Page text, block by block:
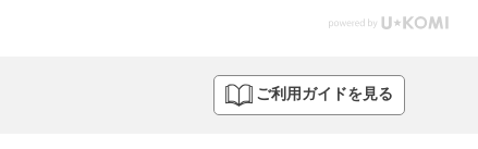
ご利用ガイドを見る